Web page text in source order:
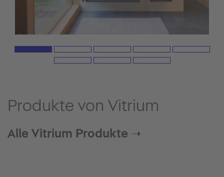
Produkte von Vitrium
Alle Vitrium Produkte ➝